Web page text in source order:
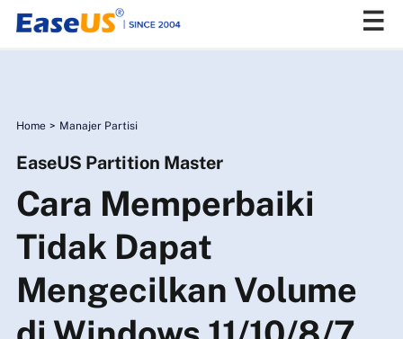
Home > Manajer Partisi
EaseUS Partition Master
Cara Memperbaiki
Tidak Dapat
Mengecilkan Volume